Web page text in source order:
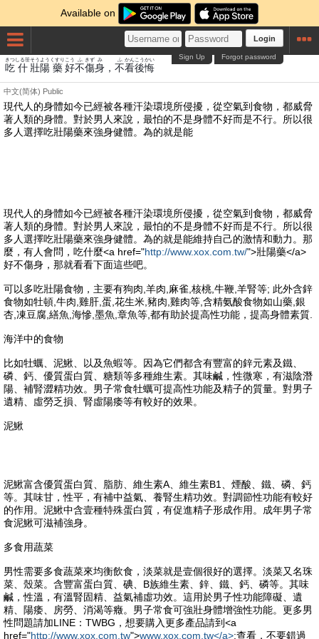
Available on
Login
Forgot password
Sign Up
吃
きつ
什
しる笹
壯
そう
陽
よう
藥
くすり
好
こう
不
ふ
傷
きず
身
み
， 不
ふ
看
かん
後悔
こうかい
中文(简体) Public
現代人的身體如今已經被各種汗染環境所侵擾，從空氣到食物，都威脅
著人類的身體。對於男人來說，最怕的不是身體不好而是不行。所以很
多人選擇吃壯陽藥來強身健體。為的就是能
現代人的身體如今已經被各種汗染環境所侵擾，從空氣到食物，都威脅
著人類的身體。對於男人來說，最怕的不是身體不好而是不行。所以很
多人選擇吃壯陽藥來強身健體。為的就是能維持自己的激情和動力。那
麼，有人會問，吃什麼<a href="http://www.xox.com.tw/">壯陽藥</a>
好不傷身，那就看看下面這些吧。
可以多吃壯陽食物，主要有狗肉,羊肉,麻雀,核桃,牛鞭,羊腎等; 此外含鋅
食物如牡頓,牛肉,雞肝,蛋,花生米,豬肉,雞肉等,含精氨酸食物如山藥,銀
杏,凍豆腐,繕魚,海慘,墨魚,章魚等,都有助於提高性功能，提高身體素質.
海洋中的食物
比如牡蠣、泥鰍、以及魚蝦等。因為它們都含有豐富的鋅元素及鐵、
磷、鈣、優質蛋白質、糖類等多種維生素。其味鹹，性微寒，有滋陰潛
陽、補腎澀精功效。男子常食牡蠣可提高性功能及精子的質量。對男子
遺精、虛勞乏損、腎虛陽痿等有較好的效果。
泥鰍
泥鰍富含優質蛋白質、脂肪、維生素A、維生素B1、煙酸、鐵、磷、鈣
等。其味甘，性平，有補中益氣、養腎生精功效。對調節性功能有較好
的作用。泥鰍中含壹種特殊蛋白質，有促進精子形成作用。成年男子常
食泥鰍可滋補強身。
多食用蔬菜
男性需要多食蔬菜來均衡飲食，淡菜就是壹個很好的選擇。淡菜又名珠
菜、殼菜。含豐富蛋白質、碘、B族維生素、鋅、鐵、鈣、磷等。其味
鹹，性溫，有溫腎固精、益氣補虛功效。這用於男子性功能障礙、遺
精、陽痿、房勞、消渴等癥。男子常食可強壯身體增強性功能。更多男
性問題請加LINE：TWBG，想要購入更多產品請到<a
href="http://www.xox.com.tw">www.xox.com.tw</a>;查看，不要錯過